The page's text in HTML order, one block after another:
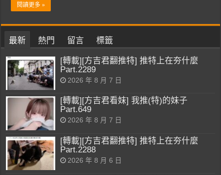
閱讀更多 »
最新 熱門 留言 標籤
[轉載][方吉君翻推特] 推特上在夯什麼
Part.2289
2026 年 8 月 7 日
[轉載][方吉君看妹] 我推(特)的妹子
Part.649
2026 年 8 月 7 日
[轉載][方吉君翻推特] 推特上在夯什麼
Part.2288
2026 年 8 月 6 日